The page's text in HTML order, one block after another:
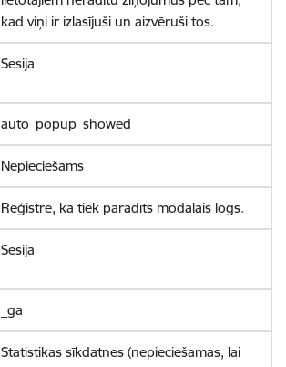
kad viņi ir izlasījuši un aizvēruši tos.
Sesija
auto_popup_showed
Nepieciešams
Reģistrē, ka tiek parādīts modālais logs.
Sesija
_ga
Statistikas sīkdatnes (nepieciešamas, lai